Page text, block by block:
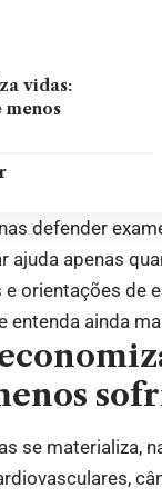
vidas:
menos
defender
ajuda apenas
e orientações
entenda ainda
se materializa,